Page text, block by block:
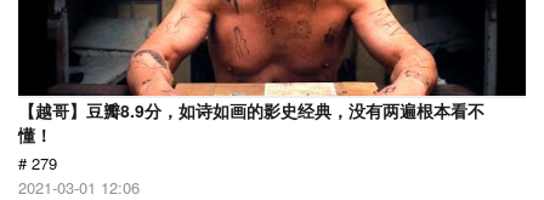
【越哥】豆瓣8.9分，如诗如画的影史经典，没有两遍根本看不
懂！
# 279
2021-03-01 12:06